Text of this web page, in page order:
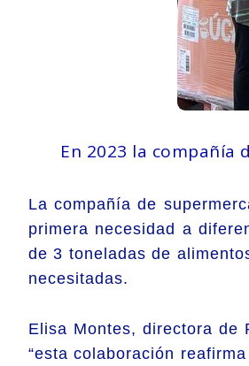
En 2023 la compañía
La compañía de
primera necesidad a
de 3 toneladas de
necesitadas.
Elisa Montes, directora de
“esta colaboración